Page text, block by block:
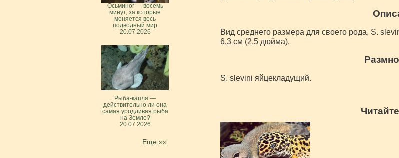
Вид среднего размера для своего рода, S.
6,3 см (2,5 дюйма).
S. slevini яйцекладущий.
Осьминог — восемь
минут, за которые
меняется весь
подводный мир
20.07.2026
Рыба-капля —
действительно ли она
самая уродливая рыба
на Земле?
20.07.2026
Еще »»